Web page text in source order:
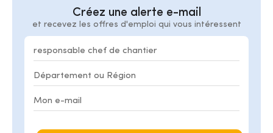
Créez une alerte e-mail
et recevez les offres d'emploi qui vous intéressent